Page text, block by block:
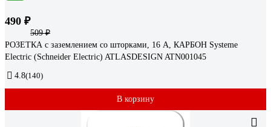
490 ₽
509 ₽
РОЗЕТКА с заземлением со шторками, 16 А, КАРБОН Systeme
Electric (Schneider Electric) ATLASDESIGN ATN001045
4.8(140)
В корзину